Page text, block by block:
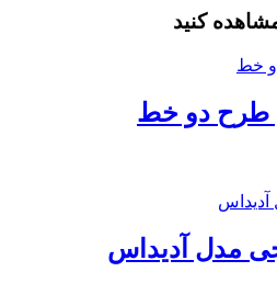
کنید
طرح دو خط
مدل آدیداس